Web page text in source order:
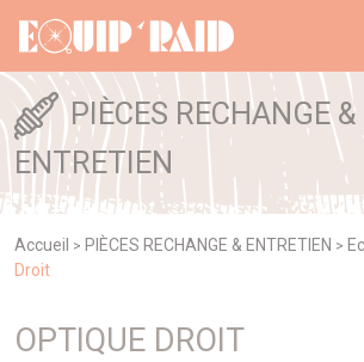
PIÈCES RECHANGE &
ENTRETIEN
Accueil > PIÈCES RECHANGE & ENTRETIEN >
Droit
OPTIQUE DROIT
Panneau de gestion des cookies